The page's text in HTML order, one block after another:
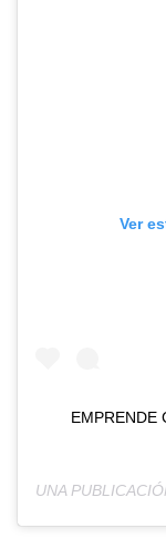
Ver
EMPRENDE
UNA